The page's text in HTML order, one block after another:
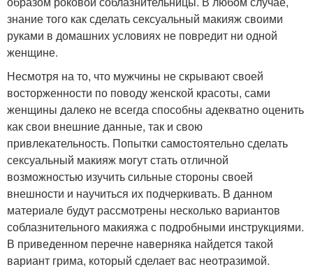
знание того как сделать сексуальный макияж своими
руками в домашних условиях не повредит ни одной
женщине.
Несмотря на то, что мужчины не скрывают своей
восторженности по поводу женской красоты, сами
женщины далеко не всегда способны адекватно оценить
как свои внешние данные, так и свою
привлекательность. Попытки самостоятельно сделать
сексуальный макияж могут стать отличной
возможностью изучить сильные стороны своей
внешности и научиться их подчеркивать. В данном
материале будут рассмотрены несколько вариантов
соблазнительного макияжа с подробными инструкциями.
В приведенном перечне наверняка найдется такой
вариант грима, который сделает вас неотразимой.